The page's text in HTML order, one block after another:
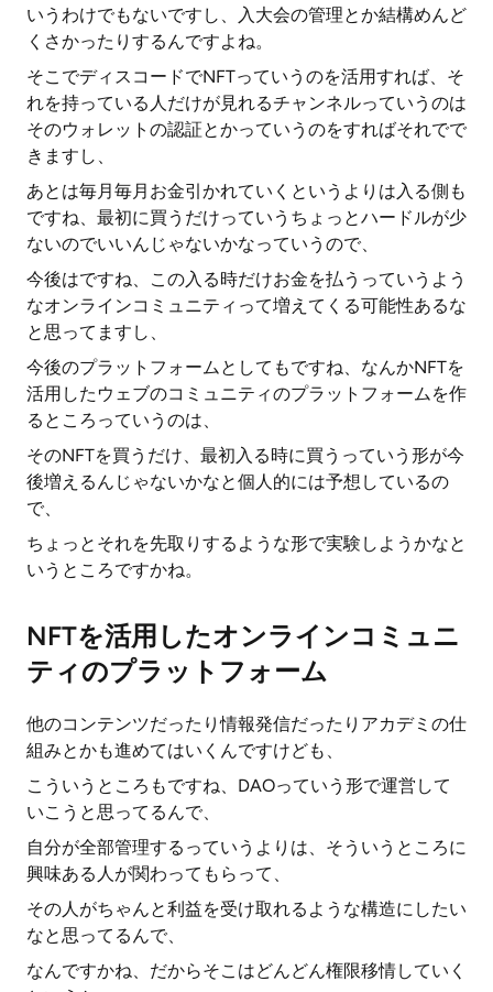
いうわけでもないですし、入大会の管理とか結構めんど
くさかったりするんですよね。
そこでディスコードでNFTっていうのを活用すれば、そ
れを持っている人だけが見れるチャンネルっていうのは
そのウォレットの認証とかっていうのをすればそれでで
きますし、
あとは毎月毎月お金引かれていくというよりは入る側も
ですね、最初に買うだけっていうちょっとハードルが少
ないのでいいんじゃないかなっていうので、
今後はですね、この入る時だけお金を払うっていうよう
なオンラインコミュニティって増えてくる可能性あるな
と思ってますし、
今後のプラットフォームとしてもですね、なんかNFTを
活用したウェブのコミュニティのプラットフォームを作
るところっていうのは、
そのNFTを買うだけ、最初入る時に買うっていう形が今
後増えるんじゃないかなと個人的には予想しているの
で、
ちょっとそれを先取りするような形で実験しようかなと
いうところですかね。
NFTを活用したオンラインコミュニ
ティのプラットフォーム
他のコンテンツだったり情報発信だったりアカデミの仕
組みとかも進めてはいくんですけども、
こういうところもですね、DAOっていう形で運営して
いこうと思ってるんで、
自分が全部管理するっていうよりは、そういうところに
興味ある人が関わってもらって、
その人がちゃんと利益を受け取れるような構造にしたい
なと思ってるんで、
なんですかね、だからそこはどんどん権限移情していく